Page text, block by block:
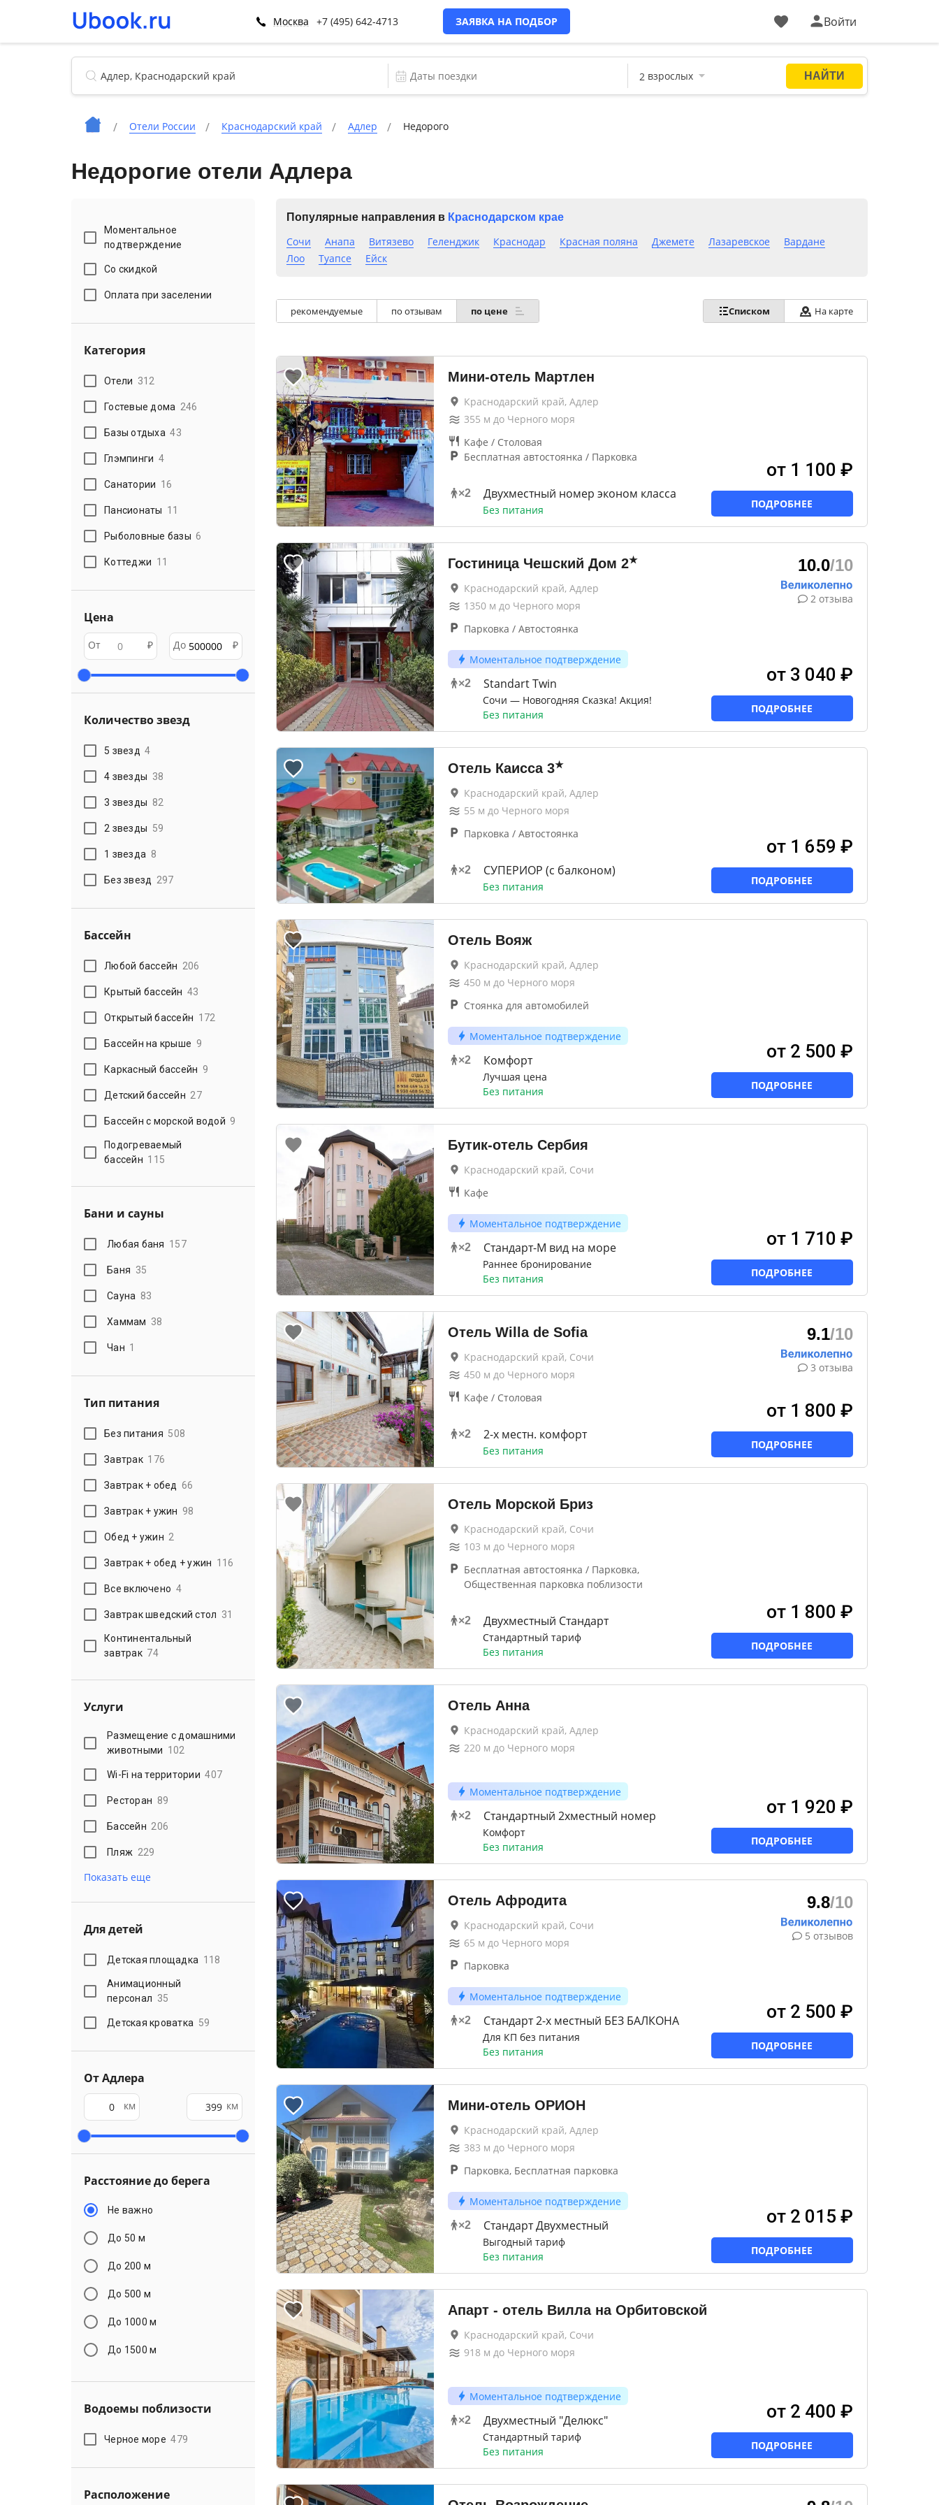
Москва +7 (495) 642-4713 ЗАЯВКА НА ПОДБОР Войти
Отели России Краснодарский край Адлер Недорого
Недорогие отели Адлера
Моментальное
подтверждение
Со скидкой
Оплата при заселении
Категория
Отели 312
Гостевые дома 246
Базы отдыха 43
Глэмпинги 4
Санатории 16
Пансионаты 11
Рыболовные базы 6
Коттеджи 11
Цена
От ₽ До ₽
Количество звезд
5 звезд 4
4 звезды 38
3 звезды 82
2 звезды 59
1 звезда 8
Без звезд 297
Бассейн
Любой бассейн 206
Крытый бассейн 43
Открытый бассейн 172
Бассейн на крыше 9
Каркасный бассейн 9
Детский бассейн 27
Бассейн с морской водой 9
Подогреваемый
бассейн 115
Бани и сауны
Любая баня 157
Баня 35
Сауна 83
Хаммам 38
Чан 1
Тип питания
Без питания 508
Завтрак 176
Завтрак + обед 66
Завтрак + ужин 98
Обед + ужин 2
Завтрак + обед + ужин 116
Все включено 4
Завтрак шведский стол 31
Континентальный
завтрак 74
Услуги
Размещение с домашними
животными 102
Wi-Fi на территории 407
Ресторан 89
Бассейн 206
Пляж 229
Показать еще
Для детей
Детская площадка 118
Анимационный
персонал 35
Детская кроватка 59
От Адлера
км км
Расстояние до берега
Не важно
До 50 м
До 200 м
До 500 м
До 1000 м
До 1500 м
Водоемы поблизости
Черное море 479
Расположение
Популярные направления в Краснодарском крае
Сочи Анапа Витязево Геленджик Краснодар Красная поляна Джемете Лазаревское
Вардане
Лоо
Туапсе Ейск
рекомендуемые по отзывам по цене Списком На карте
Мини-отель Мартлен
Краснодарский край, Адлер
355 м до Черного моря
Кафе / Столовая
Бесплатная автостоянка / Парковка
×2 Двухместный номер эконом класса
Без питания
от 1 100 ₽
ПОДРОБНЕЕ
Гостиница Чешский Дом 2★
Краснодарский край, Адлер
1350м до Черного моря
Парковка / Автостоянка
Моментальное подтверждение
×2 Standart Twin
Сочи — Новогодняя Сказка! Акция!
Без питания
10.0/10
2 отзыва
от 3 040 ₽
ПОДРОБНЕЕ
Отель Каисса 3★
Краснодарский край, Адлер
55 м до Черного моря
Парковка / Автостоянка
×2 СУПЕРИОР (с балконом)
Без питания
от 1 659 ₽
ПОДРОБНЕЕ
Отель Вояж
Краснодарский край, Адлер
450м до Черного моря
Стоянка для автомобилей
Моментальное подтверждение
×2 Комфорт
Лучшая цена
Без питания
от 2 500 ₽
ПОДРОБНЕЕ
Бутик-отель Сербия
Краснодарский край, Сочи
Кафе
Моментальное подтверждение
×2 Стандарт-М вид на море
Раннее бронирование
Без питания
от 1 710 ₽
ПОДРОБНЕЕ
Отель Willa de Sofia
Краснодарский край, Сочи
450м до Черного моря
Кафе / Столовая
×2 2-х местн. комфорт
Без питания
9.1/10
3 отзыва
от 1 800 ₽
ПОДРОБНЕЕ
Отель Морской Бриз
Краснодарский край, Сочи
103 м до Черного моря
Бесплатная автостоянка / Парковка,
Общественная парковка поблизости
×2 Двухместный Стандарт
Стандартный тариф
Без питания
от 1 800 ₽
ПОДРОБНЕЕ
Отель Анна
Краснодарский край, Адлер
220м до Черного моря
Моментальное подтверждение
×2 Стандартный 2хместный номер
Комфорт
Без питания
от 1 920 ₽
ПОДРОБНЕЕ
Отель Афродита
Краснодарский край, Сочи
65 м до Черного моря
Парковка
Моментальное подтверждение
×2 Стандарт 2-х местный БЕЗ БАЛКОНА
Для КП без питания
Без питания
9.8/10
5 отзывов
от 2 500 ₽
ПОДРОБНЕЕ
Мини-отель ОРИОН
Краснодарский край, Адлер
383 м до Черного моря
Парковка, Бесплатная парковка
Моментальное подтверждение
×2 Стандарт Двухместный
Выгодный тариф
Без питания
от 2 015 ₽
ПОДРОБНЕЕ
Апарт - отель Вилла на Орбитовской
Краснодарский край, Сочи
918 м до Черного моря
Моментальное подтверждение
×2 Двухместный "Делюкс"
Стандартный тариф
Без питания
от 2 400 ₽
ПОДРОБНЕЕ